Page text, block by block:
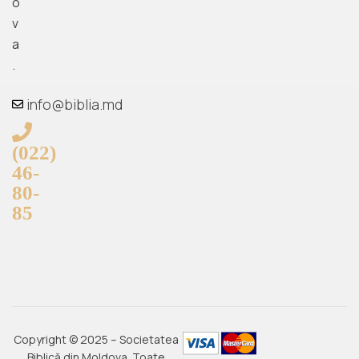
v
a
.
info@biblia.md
(022)
46-
80-
85
Copyright © 2025 – Societatea